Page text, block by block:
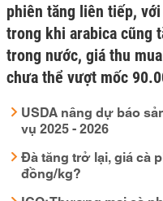
phiên tăng liên tiếp,
trong khi arabica cũng
trong nước, giá thu
chưa thể vượt mốc
USDA nâng dự báo
vụ 2025 - 2026
Đà tăng trở lại, giá cà
đồng/kg?